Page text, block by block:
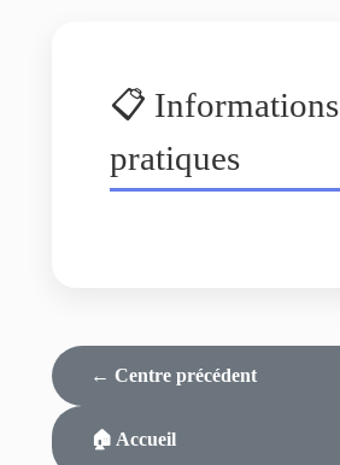
📋 Informations
pratiques
← Centre précédent
🏠 Accueil